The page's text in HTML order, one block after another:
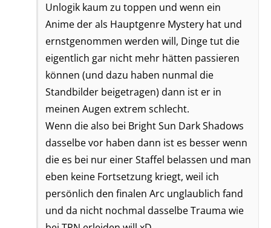
Unlogik kaum zu toppen und wenn ein
Anime der als Hauptgenre Mystery hat und
ernstgenommen werden will, Dinge tut die
eigentlich gar nicht mehr hätten passieren
können (und dazu haben nunmal die
Standbilder beigetragen) dann ist er in
meinen Augen extrem schlecht.
Wenn die also bei Bright Sun Dark Shadows
dasselbe vor haben dann ist es besser wenn
die es bei nur einer Staffel belassen und man
eben keine Fortsetzung kriegt, weil ich
persönlich den finalen Arc unglaublich fand
und da nicht nochmal dasselbe Trauma wie